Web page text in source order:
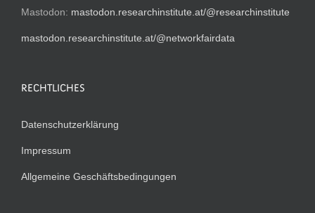
Mastodon: mastodon.researchinstitute.at/@researchinstitute
mastodon.researchinstitute.at/@networkfairdata
RECHTLICHES
Datenschutzerklärung
Impressum
Allgemeine Geschäftsbedingungen